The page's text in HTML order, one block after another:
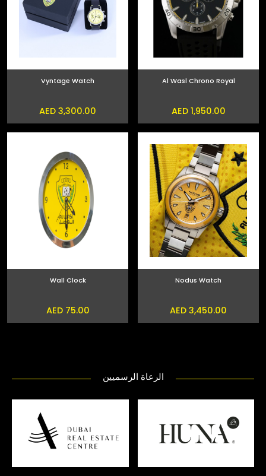
Al Wasl Chrono Royal
AED 1,950.00
Vyntage Watch
AED 3,300.00
Nodus Watch
AED 3,450.00
Wall Clock
AED 75.00
الرعاة الرسميين